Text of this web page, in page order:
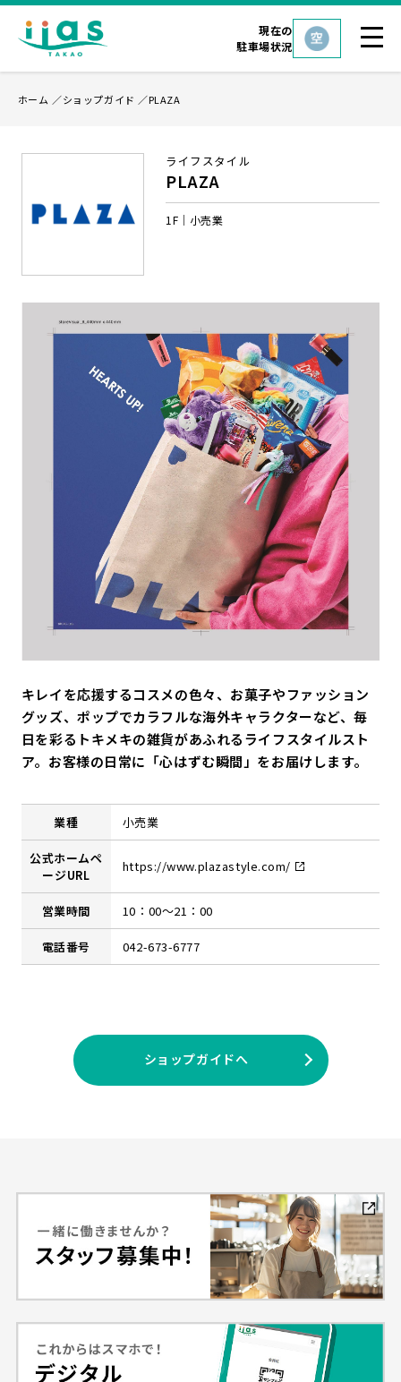
現在の
駐車場状況
ホーム ショップガイド PLAZA
ライフスタイル
PLAZA
1F 小売業
キレイを応援するコスメの色々、お菓子やファッション
グッズ、ポップでカラフルな海外キャラクターなど、毎
日を彩るトキメキの雑貨があふれるライフスタイルスト
ア。お客様の日常に「心はずむ瞬間」をお届けします。
業種 小売業
公式ホームペ
ージURL
https://www.plazastyle.com/
営業時間 10：00～21：00
電話番号 042-673-6777
ショップガイドへ